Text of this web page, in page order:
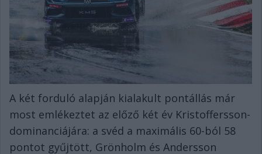
A két forduló alapján kialakult pontállás már
most emlékeztet az előző két év Kristoffersson-
dominanciájára: a svéd a maximális 60-ból 58
pontot gyűjtött, Grönholm és Andersson